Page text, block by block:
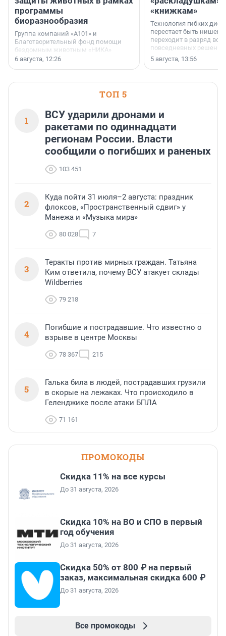
программы
биоразнообразия
Группа компаний «А101» и
Благотворительный фонд помощи
бездомным животным «НИКА»
заключили соглашение о
6 августа, 12:26
«книжкам»
Технология гибких
перестает быть
переходит в разряд
повседневных
5 августа, 13:56
ТОП 5
1
ВСУ ударили дронами и
ракетами по одиннадцати
регионам России. Власти
сообщили о погибших и раненых
103 451
2
Куда пойти 31 июля–2 августа: праздник
флоксов, «Пространственный сдвиг» у
Манежа и «Музыка мира»
80 028 7
3
Теракты против мирных граждан. Татьяна
Ким ответила, почему ВСУ атакует склады
Wildberries
79 218
4
Погибшие и пострадавшие. Что известно о
взрыве в центре Москвы
78 367 215
5
Галька била в людей, пострадавших грузили
в скорые на лежаках. Что происходило в
Геленджике после атаки БПЛА
71 161
ПРОМОКОДЫ
Скидка 11% на все курсы
До 31 августа, 2026
Скидка 10% на ВО и СПО в первый
год обучения
До 31 августа, 2026
Скидка 50% от 800 ₽ на первый
заказ, максимальная скидка 600 ₽
До 31 августа, 2026
Все промокоды